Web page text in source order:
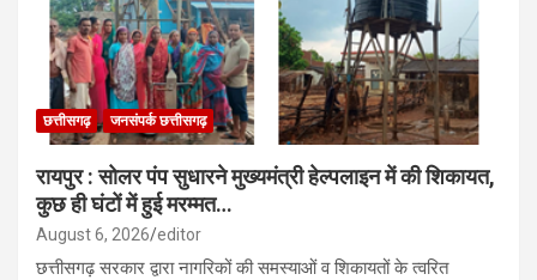
छत्तीसगढ़ जनसंपर्क छत्तीसगढ़
रायपुर : सोलर पंप सुधारने मुख्यमंत्री हेल्पलाइन में की शिकायत,
कुछ ही घंटों में हुई मरम्मत…
August 6, 2026 editor
छत्तीसगढ़ सरकार द्वारा नागरिकों की समस्याओं व शिकायतों के त्वरित